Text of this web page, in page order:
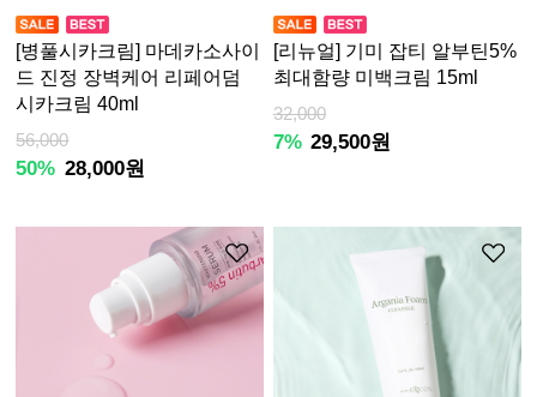
[병풀시카크림] 마데카소사이
드 진정 장벽케어 리페어덤
시카크림 40ml
56,000
50% 28,000원
[리뉴얼] 기미 잡티 알부틴5%
최대함량 미백크림 15ml
32,000
7% 29,500원